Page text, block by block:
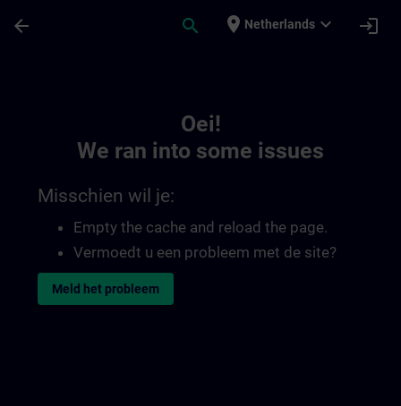
arrow_back search place Netherlands expand_more login
Oei!
We ran into some issues
Misschien wil je:
Empty the cache and reload the page.
Vermoedt u een probleem met de site?
Meld het probleem